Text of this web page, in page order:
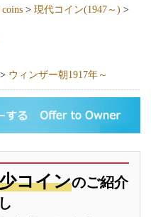
>現代コイン(1947～) >
> ウィンザー朝1917年～
コインのご紹介